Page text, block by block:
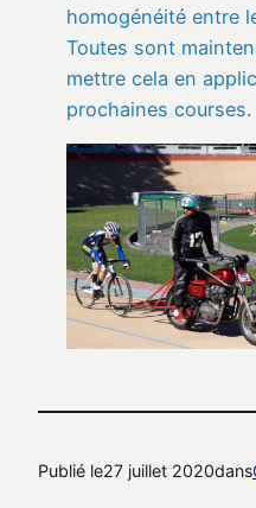
homogénéité entre
Toutes sont
mettre cela en
prochaines courses.
Publié le27 juillet 2020dans